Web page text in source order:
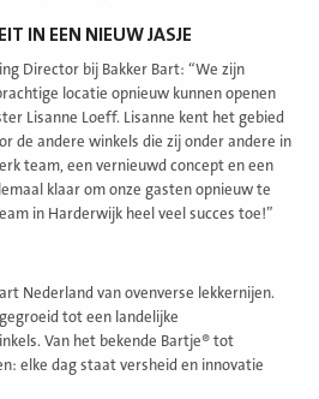
IN EEN NIEUW JASJE
Director bij Bakker Bart: “We zijn
locatie opnieuw kunnen openen
Lisanne Loeff. Lisanne kent het gebied
de andere winkels die zij onder andere in
team, een vernieuwd concept en een
klaar om onze gasten opnieuw te
in Harderwijk heel veel succes toe!”
Nederland van ovenverse lekkernijen.
tot een landelijke
Van het bekende Bartje® tot
elke dag staat versheid en innovatie